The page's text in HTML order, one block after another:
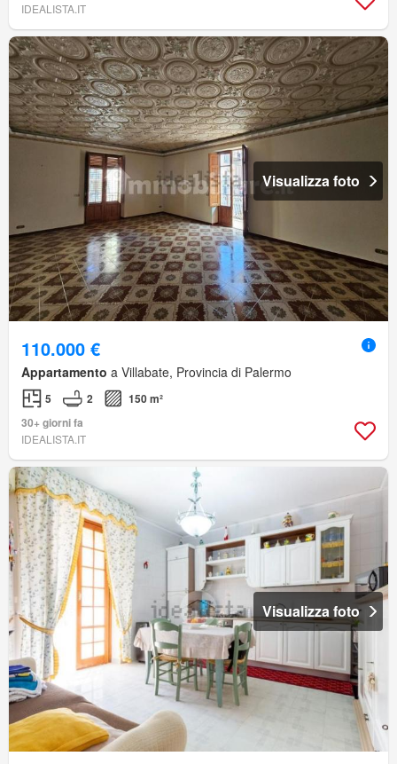
IDEALISTA.IT
Visualizza foto
110.000 €
Appartamento a Villabate, Provincia di Palermo
5 2
150 m²
30+ giorni fa
IDEALISTA.IT
Visualizza foto